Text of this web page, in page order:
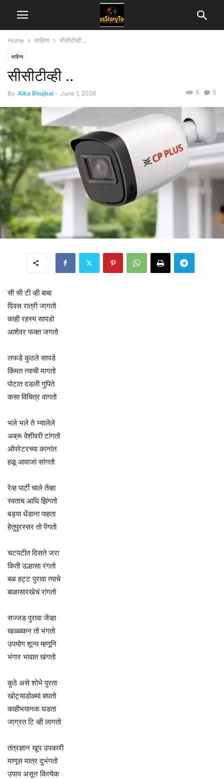
Home साहित्य सीसीटीव्ही ..
साहित्य
सीसीटीव्ही ..
By Alka Bhujbal - June 1, 2026 0
6
सी सी टी व्ही बाबा
दिवस रात्री जागतो
काही रहस्य सापडो
आशेवर फक्त जगतो
लफडे कुठले सापडे
किंमत त्याची मागतो
पोटात दडली गुपिते
कसा विचित्र वागतो
भले भले ते भ्यालेले
अब्रू वेशीवरी टांगतो
ऑपरेटरच्या कानांत
हळू आवाजां सांगतो
रेव्ह पार्टी चाले तेंव्हा
स्वताच आधि झिंगतो
बड्या धेंडाना पाहता
हेतुपुरस्सर तो पेंगतो
चटपटीत दिसते जरा
किती उल्हासा रंगतो
बळ हट्ट पुरावा त्याचे
बाळासारखेचं रांगतो
सज्जड पुरावा जेंव्हा
खळ्ळ्कन तो भंगतो
उपयोग शून्य म्हणूनि
भंगार भावात खंगतो
कुठे असे शोभे पुरता
खोट्याडोळ्यां बघतो
काहीभयानक घडता
जाग्रत टि व्ही लागतो
तंत्रज्ञान खूप उपकारी
माणूस मात्र दुभंगतो
उपाय असून कित्येक